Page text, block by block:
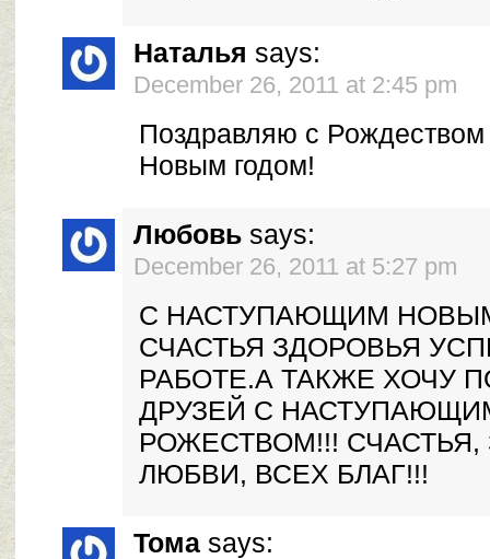
Наталья says:
December 26, 2011 at 2:45 pm
Поздравляю с
Новым годом!
Любовь says:
December 26, 2011 at 5:27 pm
С НАСТУПАЮЩИМ
СЧАСТЬЯ ЗДОРОВЬЯ
РАБОТЕ.А ТАКЖЕ ХОЧУ
ДРУЗЕЙ С
РОЖЕСТВОМ!!! СЧАСТЬЯ,
ЛЮБВИ, ВСЕХ БЛАГ!!!
Тома says: